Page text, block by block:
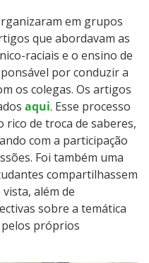
em grupos
que abordavam as
raciais e o ensino de
por conduzir a
os colegas. Os artigos
aqui. Esse processo
de troca de saberes,
com a participação
Foi também uma
compartilhassem
além de
sobre a temática
próprios